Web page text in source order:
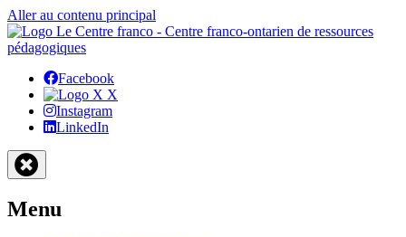
Aller au contenu principal
Facebook
X
Instagram
LinkedIn
Menu